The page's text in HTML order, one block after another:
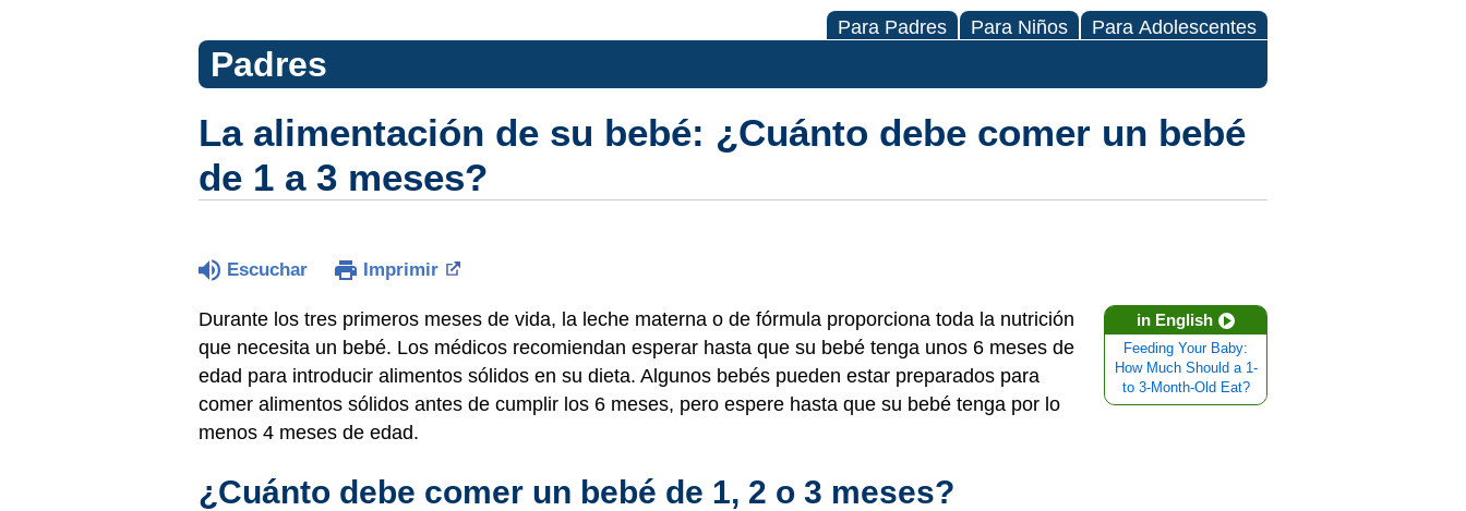
Para Padres Para Niños Para Adolescentes
Padres
La alimentación de su bebé: ¿Cuánto debe comer un bebé
de 1 a 3 meses?
Escuchar Imprimir
in English
Feeding Your Baby:
How Much Should a 1-
to 3-Month-Old Eat?
Durante los tres primeros meses de vida, la leche materna o de fórmula proporciona toda la nutrición
que necesita un bebé. Los médicos recomiendan esperar hasta que su bebé tenga unos 6 meses de
edad para introducir alimentos sólidos en su dieta. Algunos bebés pueden estar preparados para
comer alimentos sólidos antes de cumplir los 6 meses, pero espere hasta que su bebé tenga por lo
menos 4 meses de edad.
¿Cuánto debe comer un bebé de 1, 2 o 3 meses?